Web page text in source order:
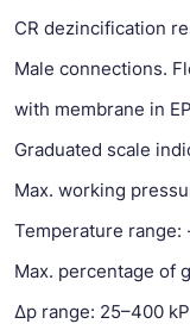
CR dezincification
Male connections.
with membrane in
Graduated scale
Max. working
Temperature range:
Max. percentage of
Δp range: 25–400